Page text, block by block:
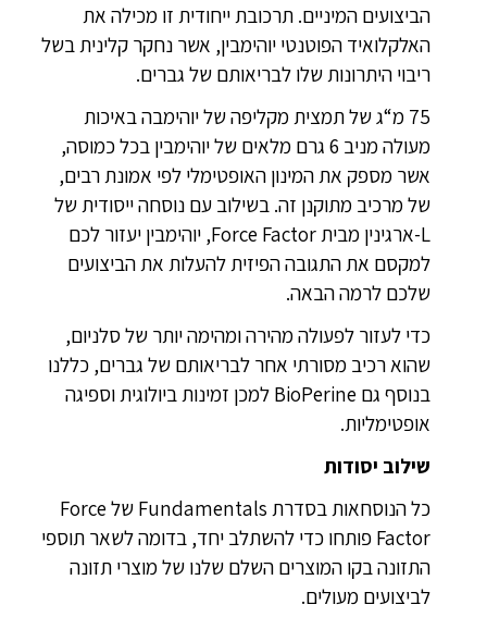
הביצועים המיניים. תרכובת ייחודית זו מכילה את
האלקלואיד הפוטנטי יוהימבין, אשר נחקר קלינית בשל
ריבוי היתרונות שלו לבריאותם של גברים.
75 מ“ג של תמצית מקליפה של יוהימבה באיכות
מעולה מניב 6 גרם מלאים של יוהימבין בכל כמוסה,
אשר מספק את המינון האופטימלי לפי אמונת רבים,
של מרכיב מתוקנן זה. בשילוב עם נוסחה ייסודית של
L-ארגינין מבית Force Factor, יוהימבין יעזור לכם
למקסם את התגובה הפיזית להעלות את הביצועים
שלכם לרמה הבאה.
כדי לעזור לפעולה מהירה ומהימה יותר של סלניום,
שהוא רכיב מסורתי אחר לבריאותם של גברים, כללנו
בנוסף גם BioPerine למכן זמינות ביולוגית וספיגה
אופטימליות.
שילוב יסודות
כל הנוסחאות בסדרת Fundamentals של Force
Factor פותחו כדי להשתלב יחד, בדומה לשאר תוספי
התזונה בקו המוצרים השלם שלנו של מוצרי תזונה
לביצועים מעולים.